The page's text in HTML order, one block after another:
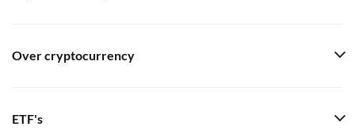
Over cryptocurrency
ETF's